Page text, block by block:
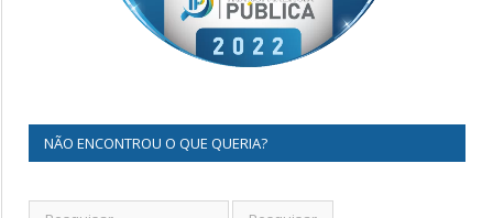
NÃO ENCONTROU O QUE QUERIA?